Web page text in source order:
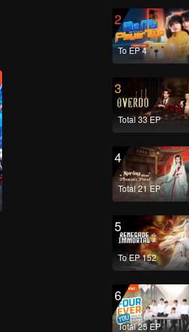
2
To EP 4
3
Total 33 EP
4
Total 21 EP
5
To EP 152
6
Total 25 EP